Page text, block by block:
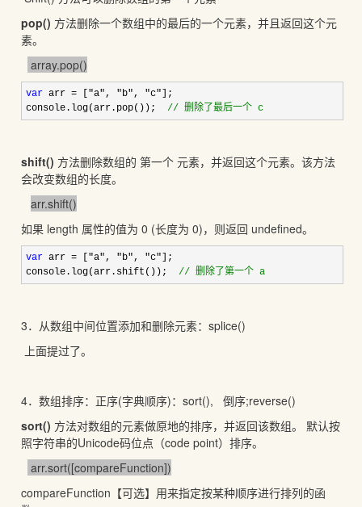
pop() 方法删除一个数组中的最后的一个元素，并且返回这个元
素。
array.pop()
var arr = ["a", "b", "c" ];
console.log(arr.pop()); // 删除了最后一个 c
shift() 方法删除数组的 第一个 元素，并返回这个元素。该方法
会改变数组的长度。
arr.shift()
如果 length 属性的值为 0 (长度为 0)，则返回 undefined。
var arr = ["a", "b", "c" ];
console.log(arr.shift()); // 删除了第一个 a
3．从数组中间位置添加和删除元素：splice()
上面提过了。
4．数组排序：正序(字典顺序)：sort(), 倒序;reverse()
sort() 方法对数组的元素做原地的排序，并返回该数组。 默认按
照字符串的Unicode码位点（code point）排序。
arr.sort([compareFunction])
compareFunction【可选】用来指定按某种顺序进行排列的函